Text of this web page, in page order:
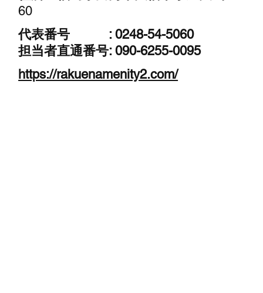
60
代表番号 :0248-54-5060
担当者直通番号:090-6255-0095
https://rakuenamenity2.com/